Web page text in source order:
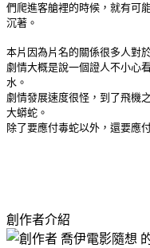
們爬進客艙裡的時候，就有可
沉著。
本片因為片名的關係很多人對
劇情大概是說一個證人不小心
水。
劇情發展速度很怪，到了飛機
大蟒蛇。
除了要應付毒蛇以外，還要應
創作者介紹